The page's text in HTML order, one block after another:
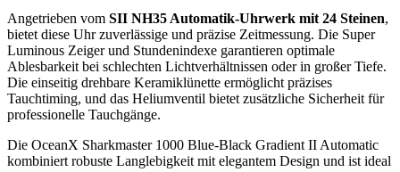
Angetrieben vom SII NH35 Automatik-Uhrwerk mit 24 Steinen,
bietet diese Uhr zuverlässige und präzise Zeitmessung. Die Super
Luminous Zeiger und Stundenindexe garantieren optimale
Ablesbarkeit bei schlechten Lichtverhältnissen oder in großer Tiefe.
Die einseitig drehbare Keramiklünette ermöglicht präzises
Tauchtiming, und das Heliumventil bietet zusätzliche Sicherheit für
professionelle Tauchgänge.
Die OceanX Sharkmaster 1000 Blue-Black Gradient II Automatic
kombiniert robuste Langlebigkeit mit elegantem Design und ist ideal